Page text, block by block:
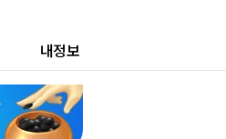
내정보